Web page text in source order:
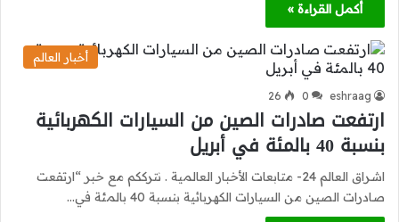
أكمل القراءة »
أخبار العالم
eshraag
0
26
ارتفعت صادرات الصين من السيارات الكهربائية
بنسبة 40 بالمئة في أبريل
اشراق العالم 24- متابعات الأخبار العالمية . نترككم مع خبر “ارتفعت
صادرات الصين من السيارات الكهربائية بنسبة 40 بالمئة في…